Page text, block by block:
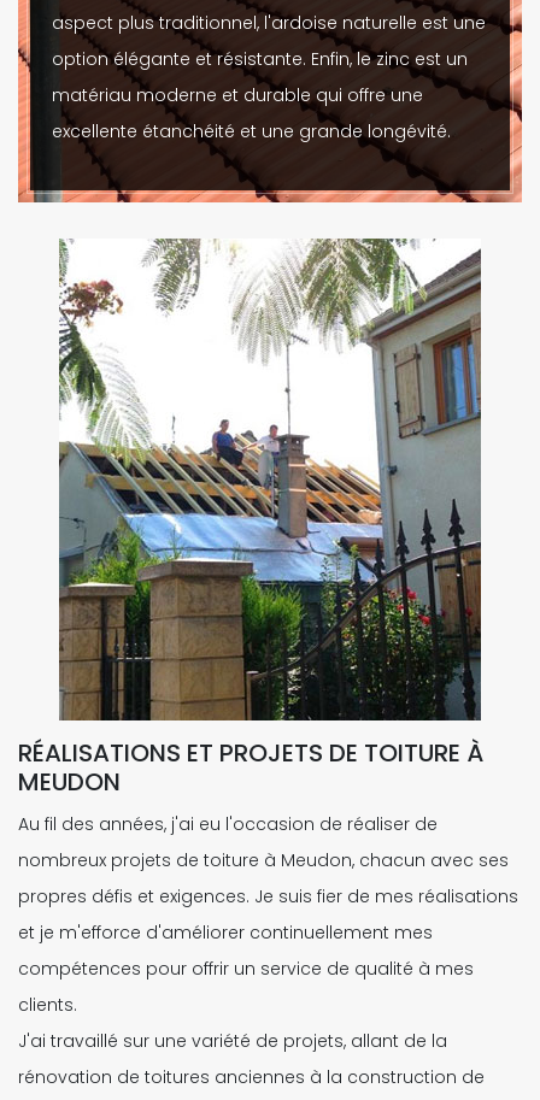
aspect plus traditionnel, l'ardoise naturelle est une
option élégante et résistante. Enfin, le zinc est un
matériau moderne et durable qui offre une
excellente étanchéité et une grande longévité.
RÉALISATIONS ET PROJETS DE TOITURE À
MEUDON
Au fil des années, j'ai eu l'occasion de réaliser de
nombreux projets de toiture à Meudon, chacun avec ses
propres défis et exigences. Je suis fier de mes réalisations
et je m'efforce d'améliorer continuellement mes
compétences pour offrir un service de qualité à mes
clients.
J'ai travaillé sur une variété de projets, allant de la
rénovation de toitures anciennes à la construction de